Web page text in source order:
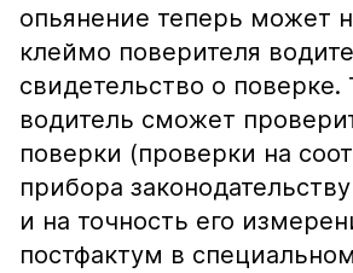
опьянение теперь может
клеймо поверителя
свидетельство о поверке.
водитель сможет
поверки (проверки на
прибора законодательству
и на точность его
постфактум в специальном